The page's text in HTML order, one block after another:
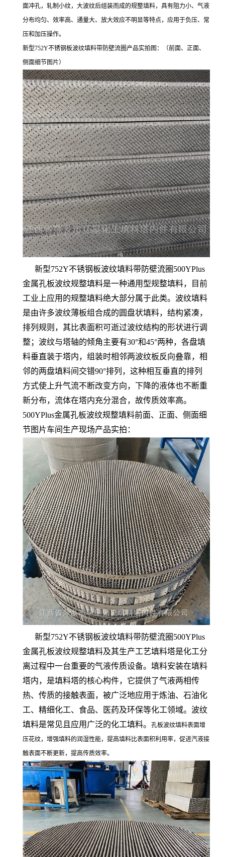
面冲孔，轧制小纹，大波纹后组装而成的规整填料，具有阻力小、气液
分布均匀、效率高、通量大、放大效应不明显等特点，应用于负压、常
压和加压操作。
新型752Y不锈钢板波纹填料带防壁流圈产品实拍图：（前面、正面、
侧面细节图片）
新型752Y不锈钢板波纹填料带防壁流圈500YPlus
金属孔板波纹规整填料是一种通用型规整填料，目前
工业上应用的规整填料绝大部分属于此类。波纹填料
是由许多波纹薄板组合成的圆盘状填料，结构紧凑，
排列规则，其比表面积可逝过波纹结构的形状进行调
整；波纹与塔轴的倾角主要有30°和45°两种，各盘填
料垂直装于塔内，组装时相邻两波纹板反向叠靠，相
邻的两盘填料间交错90°排列，这种相互垂直的排列
方式使上升气流不断改变方向，下降的液体也不断重
新分布，流体在塔内充分混合，故传质效率高。
500YPlus金属孔板波纹规整填料前面、正面、侧面细
节图片车间生产现场产品实拍：
新型752Y不锈钢板波纹填料带防壁流圈500YPlus
金属孔板波纹规整填料及其生产工艺填料塔是化工分
离过程中一台重要的气液传质设备。填料安装在填料
塔内，是填料塔的核心构件，它提供了气液两相传
热、传质的接触表面，被广泛地应用于炼油、石油化
工、精细化工、食品、医药及环保等化工领域。波纹
填料是常见且应用广泛的化工填料。
孔板波纹填料表面增
压花纹，增强填料的润湿性能，提高填料比表面积利用率，促进汽液接
触表面不断更新，提高传质效率。